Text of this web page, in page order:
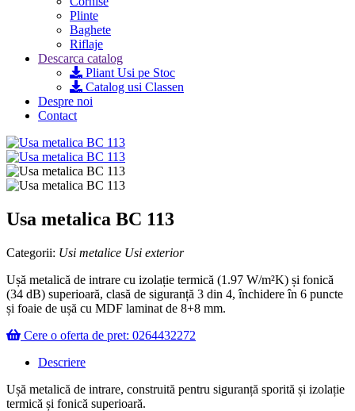
Plinte
Baghete
Riflaje
Descarca catalog
Pliant Usi pe Stoc
Catalog usi Classen
Despre noi
Contact
Usa metalica BC 113
Categorii: Usi metalice Usi exterior
Ușă metalică de intrare cu izolație termică (1.97 W/m²K) și fonică
(34 dB) superioară, clasă de siguranță 3 din 4, închidere în 6 puncte
și foaie de ușă cu MDF laminat de 8+8 mm.
Cere o oferta de pret: 0264432272
Descriere
Ușă metalică de intrare, construită pentru siguranță sporită și izolație
termică și fonică superioară.